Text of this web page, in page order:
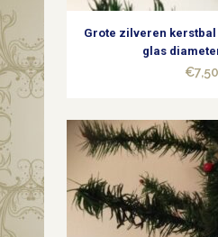
klem
quantity
Grote zilveren
glas
€7,50